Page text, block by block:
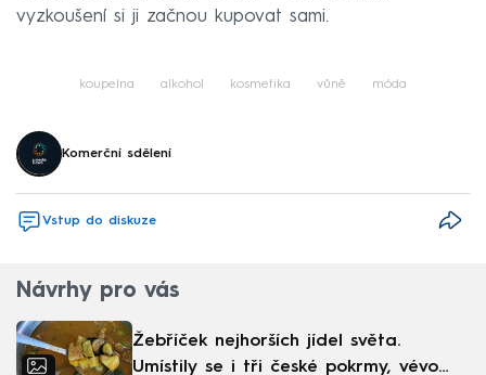
vyzkoušení si ji začnou kupovat sami.
koupelna alkohol kosmetika vůně móda
Komerční sdělení
Vstup do diskuze
Návrhy pro vás
Žebříček nejhorších jídel světa.
Umístily se i tři české pokrmy, vévodí